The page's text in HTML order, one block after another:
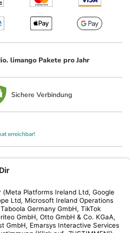
limango Pakete pro Jahr
Sichere Verbindung
erreichbar!